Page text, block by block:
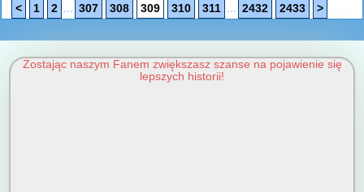
< 1 2 ... 307 308 309 310 311 ... 2432 2433 >
Zostając naszym Fanem zwiększasz szanse na pojawienie się
lepszych historii!